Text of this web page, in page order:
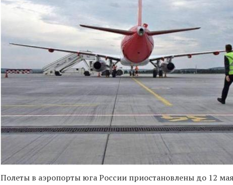
Полеты в аэропорты юга России приостановлены до 12